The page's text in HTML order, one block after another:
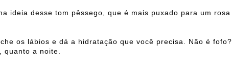
ideia desse tom pêssego, que é mais puxado para um rosa
os lábios e dá a hidratação que você precisa. Não é fofo?
quanto a noite.